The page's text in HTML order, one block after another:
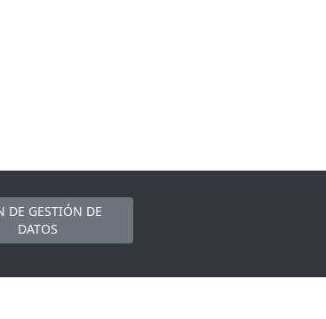
DE GESTIÓN DE
DATOS